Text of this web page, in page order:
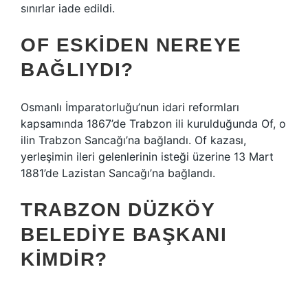
sınırlar iade edildi.
OF ESKIDEN NEREYE
BAĞLIYDI?
Osmanlı İmparatorluğu’nun idari reformları
kapsamında 1867’de Trabzon ili kurulduğunda Of, o
ilin Trabzon Sancağı’na bağlandı. Of kazası,
yerleşimin ileri gelenlerinin isteği üzerine 13 Mart
1881’de Lazistan Sancağı’na bağlandı.
TRABZON DÜZKÖY
BELEDIYE BAŞKANI
KIMDIR?